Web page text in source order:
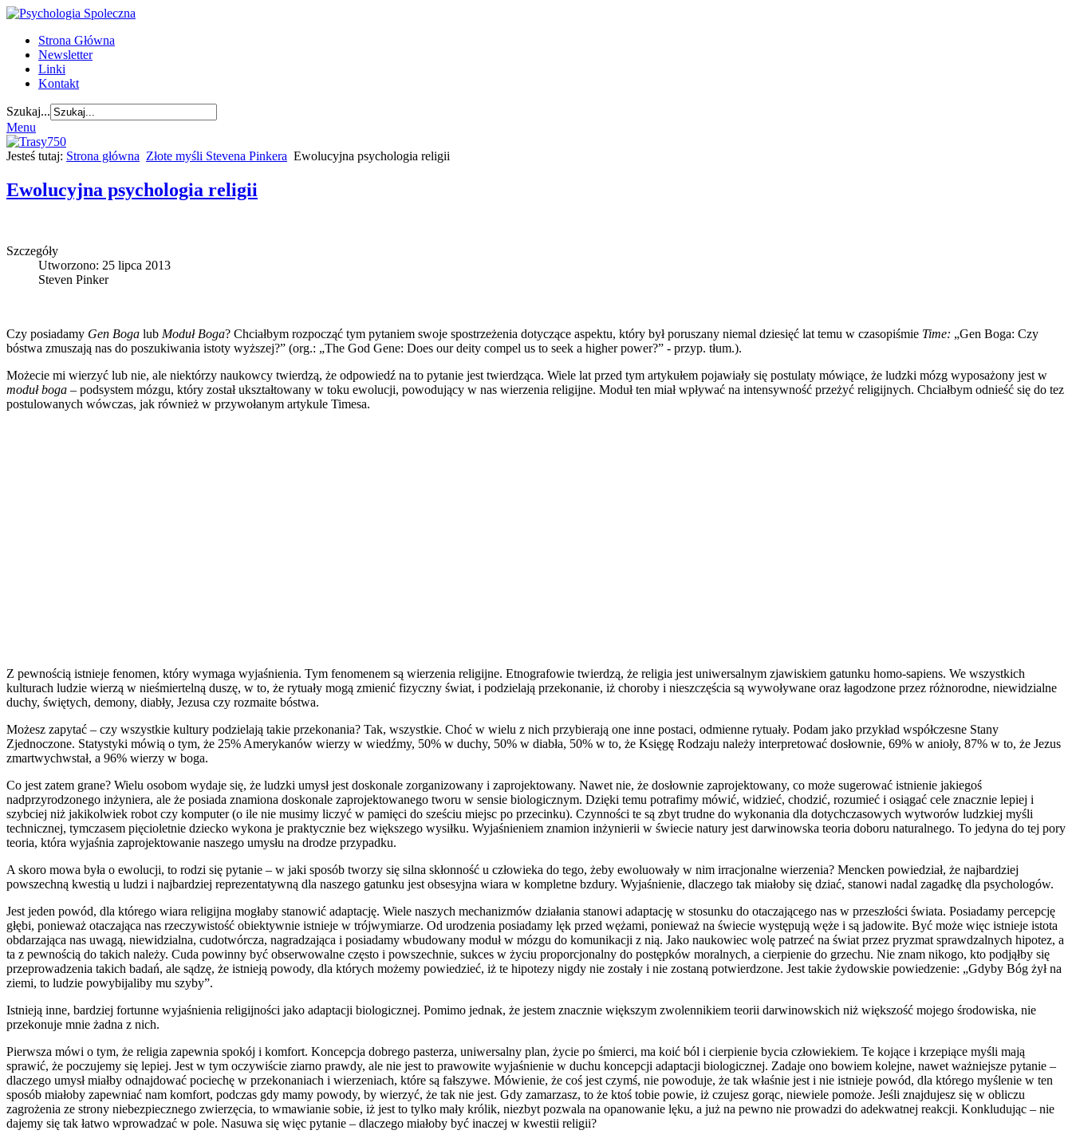
Strona Główna
Newsletter
Linki
Kontakt
Szukaj...
Menu
Jesteś tutaj: Strona główna Złote myśli Stevena Pinkera Ewolucyjna psychologia religii
Ewolucyjna psychologia religii
Szczegóły
Utworzono: 25 lipca 2013
Steven Pinker
Czy posiadamy Gen Boga lub Moduł Boga? Chciałbym rozpocząć tym pytaniem swoje spostrzeżenia dotyczące aspektu, który był poruszany niemal dziesięć lat temu w czasopiśmie Time: „Gen Boga: Czy
bóstwa zmuszają nas do poszukiwania istoty wyższej?” (org.: „The God Gene: Does our deity compel us to seek a higher power?” - przyp. tłum.).
Możecie mi wierzyć lub nie, ale niektórzy naukowcy twierdzą, że odpowiedź na to pytanie jest twierdząca. Wiele lat przed tym artykułem pojawiały się postulaty mówiące, że ludzki mózg wyposażony jest w
moduł boga – podsystem mózgu, który został ukształtowany w toku ewolucji, powodujący w nas wierzenia religijne. Moduł ten miał wpływać na intensywność przeżyć religijnych. Chciałbym odnieść się do tez
postulowanych wówczas, jak również w przywołanym artykule Timesa.
Z pewnością istnieje fenomen, który wymaga wyjaśnienia. Tym fenomenem są wierzenia religijne. Etnografowie twierdzą, że religia jest uniwersalnym zjawiskiem gatunku homo-sapiens. We wszystkich
kulturach ludzie wierzą w nieśmiertelną duszę, w to, że rytuały mogą zmienić fizyczny świat, i podzielają przekonanie, iż choroby i nieszczęścia są wywoływane oraz łagodzone przez różnorodne, niewidzialne
duchy, świętych, demony, diabły, Jezusa czy rozmaite bóstwa.
Możesz zapytać – czy wszystkie kultury podzielają takie przekonania? Tak, wszystkie. Choć w wielu z nich przybierają one inne postaci, odmienne rytuały. Podam jako przykład współczesne Stany
Zjednoczone. Statystyki mówią o tym, że 25% Amerykanów wierzy w wiedźmy, 50% w duchy, 50% w diabła, 50% w to, że Księgę Rodzaju należy interpretować dosłownie, 69% w anioły, 87% w to, że Jezus
zmartwychwstał, a 96% wierzy w boga.
Co jest zatem grane? Wielu osobom wydaje się, że ludzki umysł jest doskonale zorganizowany i zaprojektowany. Nawet nie, że dosłownie zaprojektowany, co może sugerować istnienie jakiegoś
nadprzyrodzonego inżyniera, ale że posiada znamiona doskonale zaprojektowanego tworu w sensie biologicznym. Dzięki temu potrafimy mówić, widzieć, chodzić, rozumieć i osiągać cele znacznie lepiej i
szybciej niż jakikolwiek robot czy komputer (o ile nie musimy liczyć w pamięci do sześciu miejsc po przecinku). Czynności te są zbyt trudne do wykonania dla dotychczasowych wytworów ludzkiej myśli
technicznej, tymczasem pięcioletnie dziecko wykona je praktycznie bez większego wysiłku. Wyjaśnieniem znamion inżynierii w świecie natury jest darwinowska teoria doboru naturalnego. To jedyna do tej pory
teoria, która wyjaśnia zaprojektowanie naszego umysłu na drodze przypadku.
A skoro mowa była o ewolucji, to rodzi się pytanie – w jaki sposób tworzy się silna skłonność u człowieka do tego, żeby ewoluowały w nim irracjonalne wierzenia? Mencken powiedział, że najbardziej
powszechną kwestią u ludzi i najbardziej reprezentatywną dla naszego gatunku jest obsesyjna wiara w kompletne bzdury. Wyjaśnienie, dlaczego tak miałoby się dziać, stanowi nadal zagadkę dla psychologów.
Jest jeden powód, dla którego wiara religijna mogłaby stanowić adaptację. Wiele naszych mechanizmów działania stanowi adaptację w stosunku do otaczającego nas w przeszłości świata. Posiadamy percepcję
głębi, ponieważ otaczająca nas rzeczywistość obiektywnie istnieje w trójwymiarze. Od urodzenia posiadamy lęk przed wężami, ponieważ na świecie występują węże i są jadowite. Być może więc istnieje istota
obdarzająca nas uwagą, niewidzialna, cudotwórcza, nagradzająca i posiadamy wbudowany moduł w mózgu do komunikacji z nią. Jako naukowiec wolę patrzeć na świat przez pryzmat sprawdzalnych hipotez, a
ta z pewnością do takich należy. Cuda powinny być obserwowalne często i powszechnie, sukces w życiu proporcjonalny do postępków moralnych, a cierpienie do grzechu. Nie znam nikogo, kto podjąłby się
przeprowadzenia takich badań, ale sądzę, że istnieją powody, dla których możemy powiedzieć, iż te hipotezy nigdy nie zostały i nie zostaną potwierdzone. Jest takie żydowskie powiedzenie: „Gdyby Bóg żył na
ziemi, to ludzie powybijaliby mu szyby”.
Istnieją inne, bardziej fortunne wyjaśnienia religijności jako adaptacji biologicznej. Pomimo jednak, że jestem znacznie większym zwolennikiem teorii darwinowskich niż większość mojego środowiska, nie
przekonuje mnie żadna z nich.
Pierwsza mówi o tym, że religia zapewnia spokój i komfort. Koncepcja dobrego pasterza, uniwersalny plan, życie po śmierci, ma koić ból i cierpienie bycia człowiekiem. Te kojące i krzepiące myśli mają
sprawić, że poczujemy się lepiej. Jest w tym oczywiście ziarno prawdy, ale nie jest to prawowite wyjaśnienie w duchu koncepcji adaptacji biologicznej. Zadaje ono bowiem kolejne, nawet ważniejsze pytanie –
dlaczego umysł miałby odnajdować pociechę w przekonaniach i wierzeniach, które są fałszywe. Mówienie, że coś jest czymś, nie powoduje, że tak właśnie jest i nie istnieje powód, dla którego myślenie w ten
sposób miałoby zapewniać nam komfort, podczas gdy mamy powody, by wierzyć, że tak nie jest. Gdy zamarzasz, to że ktoś tobie powie, iż czujesz gorąc, niewiele pomoże. Jeśli znajdujesz się w obliczu
zagrożenia ze strony niebezpiecznego zwierzęcia, to wmawianie sobie, iż jest to tylko mały królik, niezbyt pozwala na opanowanie lęku, a już na pewno nie prowadzi do adekwatnej reakcji. Konkludując – nie
dajemy się tak łatwo wprowadzać w pole. Nasuwa się więc pytanie – dlaczego miałoby być inaczej w kwestii religii?